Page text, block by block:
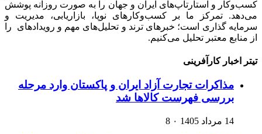
کسب‌وکار و استارتاپ‌های ایران و جهان را به صورت روزانه پوشش
می‌دهد. تمرکز ما بر کسب‌وکارهای نوپا، بازاریابی، مدیریت و
سرمایه گذاری است؛ خبرهای ترند و تحلیل‌های مهم و رویدادهای را
از منابع معتبر تحلیل می‌کنیم.
تیتر اخبار کارآفرینی
مذاکرات تجارت آزاد ایران و پاکستان وارد مرحله
بررسی فهرست کالاها شد
14 مرداد 1405 ۰ 8